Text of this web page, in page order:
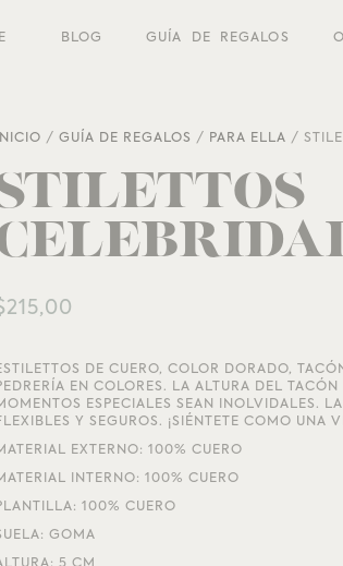
BLOG GUÍA DE REGALOS
INICIO /GUÍA DE REGALOS / PARA ELLA /
215,00
DE CUERO, COLOR DORADO,
EN COLORES. LA ALTURA DEL TACÓN
ESPECIALES SEAN INOLVIDALES.
Y SEGUROS. ¡SIÉNTETE COMO UNA
EXTERNO: 100% CUERO
INTERNO: 100% CUERO
100% CUERO
GOMA